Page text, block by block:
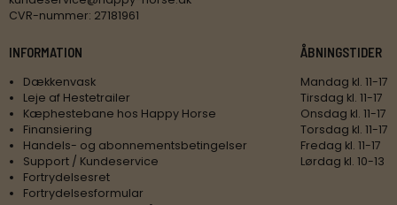
CVR-nummer: 27181961
INFORMATION
Dækkenvask
Leje af Hestetrailer
Kæphestebane hos Happy Horse
Finansiering
Handels- og abonnementsbetingelser
Support / Kundeservice
Fortrydelsesret
Fortrydelsesformular
ÅBNINGSTIDER
Mandag kl. 11-17
Tirsdag kl. 11-17
Onsdag kl. 11-17
Torsdag kl. 11-17
Fredag kl. 11-17
Lørdag kl. 10-13